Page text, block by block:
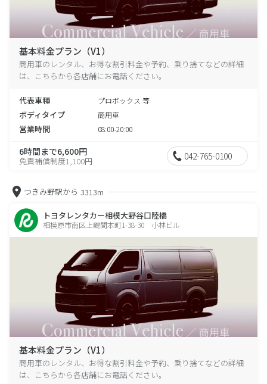
基本料金プラン（V1）
商用車のレンタル、お得な割引料金や予約、乗り捨てなどの詳細
は、こちらから各店舗にお電話ください。
代表車種 プロボックス 等
ボディタイプ 商用車
営業時間 08:00-20:00
6時間まで6,600円
免責補償制度1,100円 042-765-0100
つきみ野駅から 3313m
トヨタレンタカー相模大野谷口陸橋
相模原市南区上鶴間本町1-38-30 小林ビル
基本料金プラン（V1）
商用車のレンタル、お得な割引料金や予約、乗り捨てなどの詳細
は、こちらから各店舗にお電話ください。